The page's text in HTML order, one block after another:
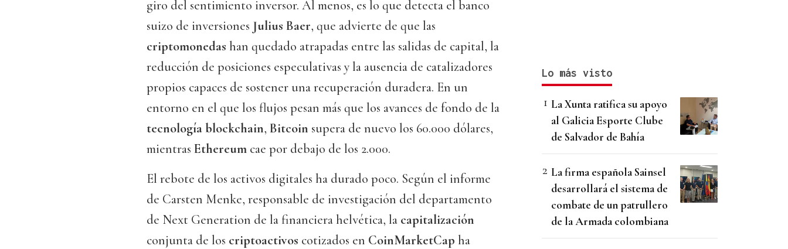
giro del sentimiento inversor. Al menos, es lo que detecta el banco
suizo de inversiones Julius Baer, que advierte de que las
criptomonedas han quedado atrapadas entre las salidas de capital, la
reducción de posiciones especulativas y la ausencia de catalizadores
propios capaces de sostener una recuperación duradera. En un
entorno en el que los flujos pesan más que los avances de fondo de la
tecnología blockchain, Bitcoin supera de nuevo los 60.000 dólares,
mientras Ethereum cae por debajo de los 2.000.
El rebote de los activos digitales ha durado poco. Según el informe
de Carsten Menke, responsable de investigación del departamento
de Next Generation de la financiera helvética, la capitalización
conjunta de los criptoactivos cotizados en CoinMarketCap ha
Lo más visto
La Xunta ratifica su apoyo
al Galicia Esporte Clube
de Salvador de Bahía
La firma española Sainsel
desarrollará el sistema de
combate de un patrullero
de la Armada colombiana